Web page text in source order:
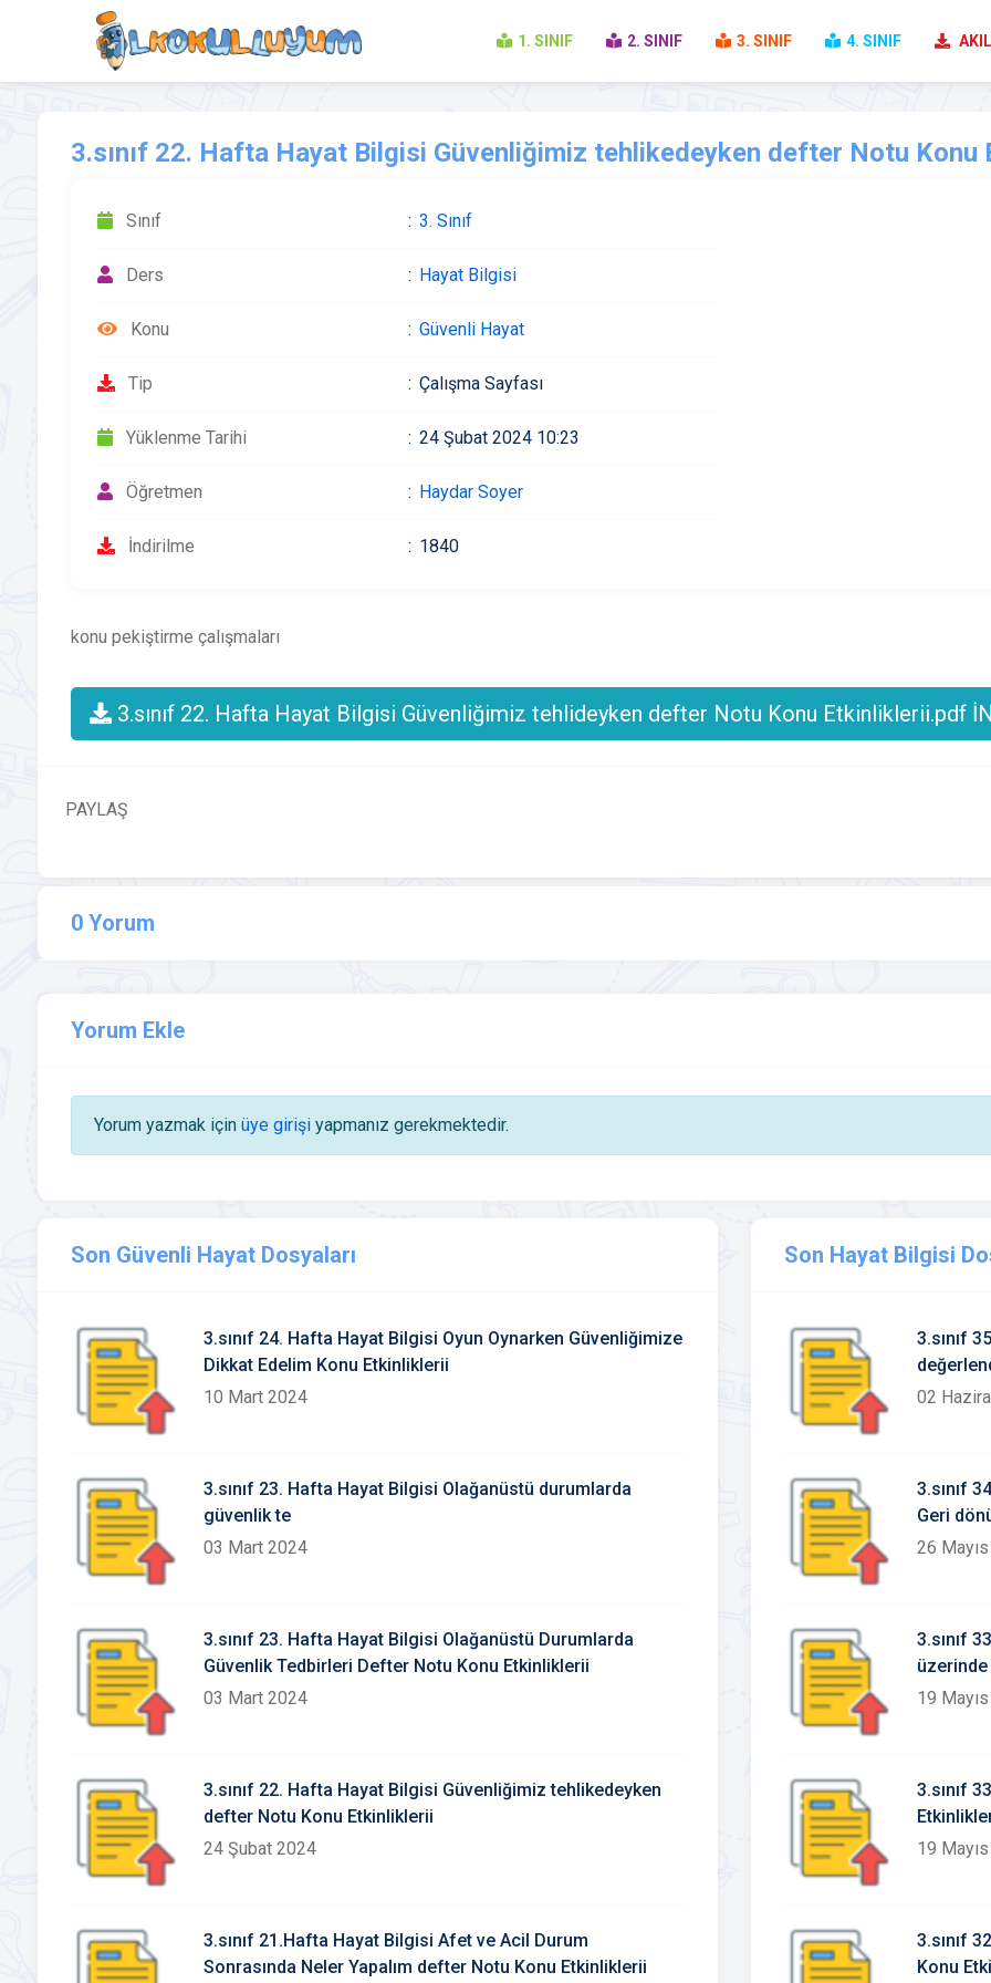
1. SINIF 2. SINIF 3. SINIF 4. SINIF
3.sınıf 22. Hafta Hayat Bilgisi Güvenliğimiz tehlikedeyken defter Notu Konu
Sınıf 3. Sınıf
Ders Hayat Bilgisi
Konu Güvenli Hayat
Tip Çalışma Sayfası
Yüklenme Tarihi 24 Şubat 2024 10:23
Öğretmen Haydar Soyer
İndirilme 1840
konu pekiştirme çalışmaları
3.sınıf 22. Hafta Hayat Bilgisi Güvenliğimiz tehlideyken defter Notu Konu Etkinliklerii.pdf
PAYLAŞ
0 Yorum
Yorum Ekle
Yorum yazmak için üye girişiyapmanız gerekmektedir.
Son Güvenli Hayat Dosyaları
3.sınıf 24. Hafta Hayat Bilgisi Oyun Oynarken Güvenliğimize
Dikkat Edelim Konu Etkinliklerii
10 Mart 2024
3.sınıf 23. Hafta Hayat Bilgisi Olağanüstü durumlarda
güvenlik te
03 Mart 2024
3.sınıf 23. Hafta Hayat Bilgisi Olağanüstü Durumlarda
Güvenlik Tedbirleri Defter Notu Konu Etkinliklerii
03 Mart 2024
3.sınıf 22. Hafta Hayat Bilgisi Güvenliğimiz tehlikedeyken
defter Notu Konu Etkinliklerii
24 Şubat 2024
3.sınıf 21.Hafta Hayat Bilgisi Afet ve Acil Durum
Sonrasında Neler Yapalım defter Notu Konu Etkinliklerii
Son Hayat Bilgisi
3.sınıf
02
3.sınıf
Geri
26
3.sınıf
19
3.sınıf
19
3.sınıf
Konu